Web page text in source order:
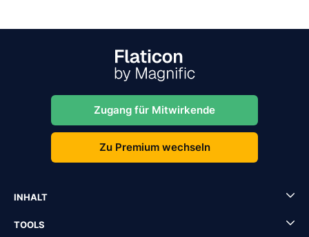
Zugang für Mitwirkende
Zu Premium wechseln
INHALT
TOOLS